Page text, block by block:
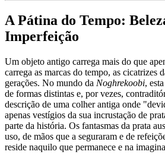
A Pátina do Tempo:
Imperfeição
Um objeto antigo carrega mais do que
carrega as marcas do tempo, as cicatrizes
gerações. No mundo da Noghrekoobi,
de formas distintas e, por vezes,
descrição de uma colher antiga onde
apenas vestígios da sua incrustação de
parte da história. Os fantasmas da prata
uso, de mãos que a seguraram e de
reside naquilo que permanece e na